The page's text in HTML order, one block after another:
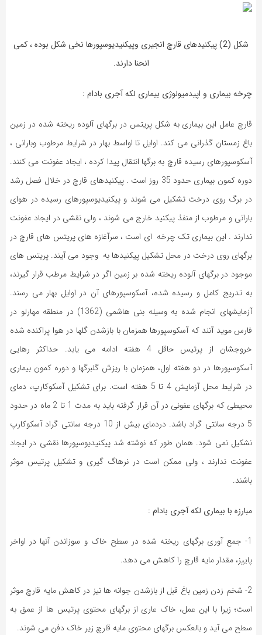
شکل (2) پیکنیدهای قارچ انجیری وپیکنیدیوسپورها نخی شکل بوده ، کمی
انحنا دارند.
چرخه بیماری و اپیدمیولوژی بیماری لکه آجری بادام :
قارچ عامل این بیماری به شکل پریتس در برگهای آلوده ریخته شده در زمین
باغ زمستان گذرانی می کند. اوایل تا اواسط بهار در شرایط مرطوب وبارانی ،
آسکوسپورهای رسیده قارچ به برگها انتقال پیدا کرده ، ایجاد عفونت می کنند.
دوره کمون بیماری حدود 35 روز است . پیکنیدهای قارچ در خلال فصل رشد
در برگ روی درخت تشکیل می شوند و پیکنیدیوسپورهای رسیده در هوای
بارانی و مرطوب از منفذ پیکنید خارج می شوند ، ولی نقشی در ایجاد عفونت
ندارند . این بیماری تک چرخه ای است ، سرآغازه های پریتس های قارچ در
برگهای روی درخت در محل تشکیل پیکنیدها به وجود می آیند. پریتس های
موجود در برگهای آلوده ریخته شده بر زمین اگر در شرایط مرطب قرار گیرند،
به تدریج کامل و رسیده شده، آسکوسپورهای آن در اوایل بهار می رسند.
آزمایشهای انجام شده به وسیله بنی هاشمی (1362) در منطقه مهارلو در
فارس موید آنند که آسکوسپورها همزمان با بازشدن گلها در هوا پراکنده شده
خروجشان از پرتیس حاقل 4 هفته ادامه می یابد. حداکثر رهایی
آسکوسپورها در دو هفته اول، همزمان با ریزش گلبرگها و دوره کمون بیماری
در شرایط محل آزمایش 4 تا 5 هفته است. برای تشکیل آسکوکارپ، دمای
محیطی که برگهای عفونی در آن قرار گرفته باید به مدت 1 تا 2 ماه در حدود
5 درجه سانتی گراد باشد. دردمای بیش از 10 درجه سانتی گراد آسکوکارپ
نشکیل نمی شود. همان طور که نوشته شد پیکنیدیوسپورها نقشی در ایجاد
عفونت ندارند ، ولی ممکن است در نرهاگ گیری و تشکیل پرتیس موثر
باشند.
مبارزه با بیماری لکه آجری بادام :
1- جمع آوری برگهای ریخته شده در سطح خاک و سوزاندن آنها در اواخر
پاییز، مقدار مایه قارچ را کاهش می دهد.
2- شخم زدن زمین باغ قبل از بازشدن جوانه ها نیز در کاهش مایه قارچ موثر
است؛ زیرا با این عمل، خاک عاری از برگهای محتوی پرتیس ها از عمق به
سطح می آید و بالعکس برگهای محتوی مایه قارچ زیر خاک دفن می شوند.